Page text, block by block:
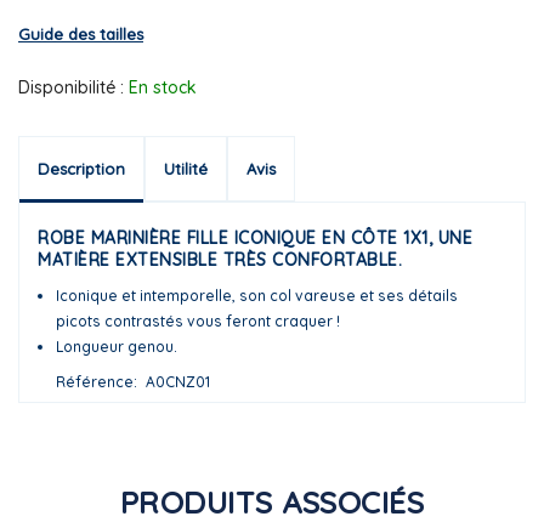
Guide des tailles
Disponibilité : En stock
Description Utilité Avis
ROBE MARINIÈRE FILLE ICONIQUE EN CÔTE 1X1, UNE
MATIÈRE EXTENSIBLE TRÈS CONFORTABLE.
Iconique et intemporelle, son col vareuse et ses détails
picots contrastés vous feront craquer !
Longueur genou.
Référence
A0CNZ01
PRODUITS ASSOCIÉS